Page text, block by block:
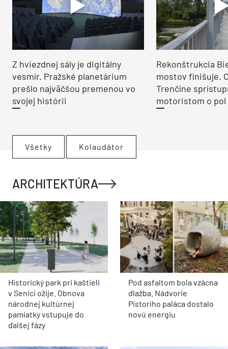
Z hviezdnej sály je digitálny
vesmír. Pražské planetárium
prešlo najväčšou premenou vo
svojej histórii
Rekonštrukcia
mostov finišuje.
Trenčíne
motoristom o pol
Všetky Kolaudátor
ARCHITEKTÚRA
Historický park pri kaštieli
v Senici ožije. Obnova
národnej kultúrnej
pamiatky vstupuje do
ďalšej fázy
Pod asfaltom bola vzácna
dlažba. Nádvorie
Pistoriho paláca dostalo
novú energiu